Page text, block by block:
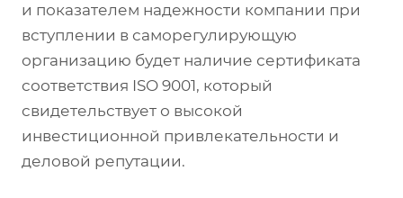
и показателем надежности компании при
вступлении в саморегулирующую
организацию будет наличие сертификата
соответствия ISO 9001, который
свидетельствует о высокой
инвестиционной привлекательности и
деловой репутации.